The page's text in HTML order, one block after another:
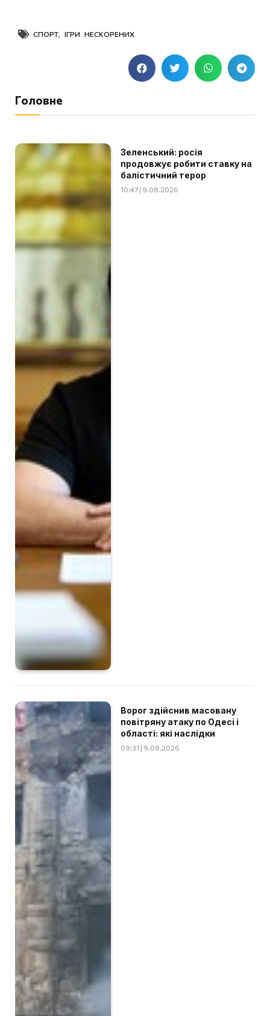
СПОРТ, ІГРИ НЕСКОРЕНИХ
Головне
Зеленський: росія
продовжує робити ставку на
балістичний терор
10:47 | 9.08.2026
Ворог здійснив масовану
повітряну атаку по Одесі і
області: які наслідки
09:31 | 9.08.2026